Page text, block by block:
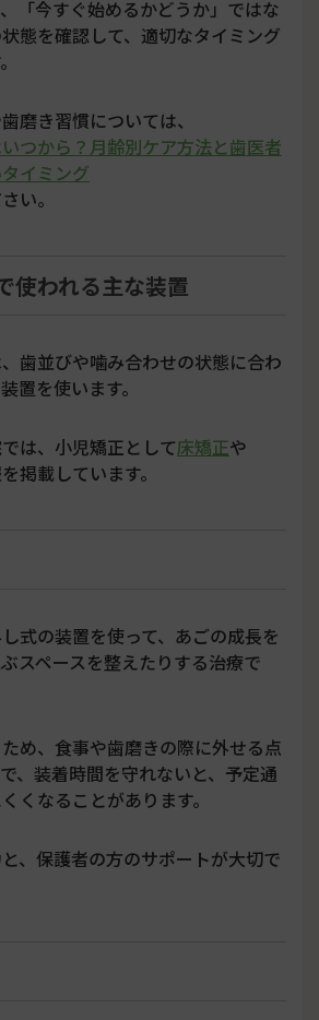
「今すぐ始めるかどうか」ではな
態を確認して、適切なタイミング
磨き習慣については、
つから？月齢別ケア方法と歯医者
イミング
い。
使われる主な装置
歯並びや噛み合わせの状態に合わ
置を使います。
は、小児矯正として床矯正や
掲載しています。
式の装置を使って、あごの成長を
スペースを整えたりする治療で
め、食事や歯磨きの際に外せる点
、装着時間を守れないと、予定通
くなることがあります。
、保護者の方のサポートが大切で